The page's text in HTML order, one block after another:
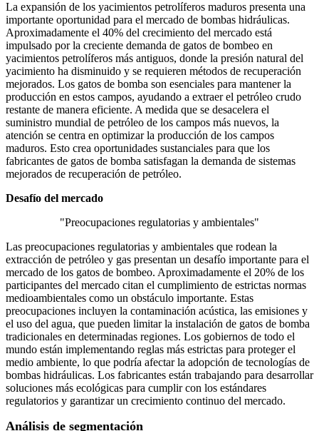
La expansión de los yacimientos petrolíferos maduros presenta una
importante oportunidad para el mercado de bombas hidráulicas.
Aproximadamente el 40% del crecimiento del mercado está
impulsado por la creciente demanda de gatos de bombeo en
yacimientos petrolíferos más antiguos, donde la presión natural del
yacimiento ha disminuido y se requieren métodos de recuperación
mejorados. Los gatos de bomba son esenciales para mantener la
producción en estos campos, ayudando a extraer el petróleo crudo
restante de manera eficiente. A medida que se desacelera el
suministro mundial de petróleo de los campos más nuevos, la
atención se centra en optimizar la producción de los campos
maduros. Esto crea oportunidades sustanciales para que los
fabricantes de gatos de bomba satisfagan la demanda de sistemas
mejorados de recuperación de petróleo.
Desafío del mercado
"Preocupaciones regulatorias y ambientales"
Las preocupaciones regulatorias y ambientales que rodean la
extracción de petróleo y gas presentan un desafío importante para el
mercado de los gatos de bombeo. Aproximadamente el 20% de los
participantes del mercado citan el cumplimiento de estrictas normas
medioambientales como un obstáculo importante. Estas
preocupaciones incluyen la contaminación acústica, las emisiones y
el uso del agua, que pueden limitar la instalación de gatos de bomba
tradicionales en determinadas regiones. Los gobiernos de todo el
mundo están implementando reglas más estrictas para proteger el
medio ambiente, lo que podría afectar la adopción de tecnologías de
bombas hidráulicas. Los fabricantes están trabajando para desarrollar
soluciones más ecológicas para cumplir con los estándares
regulatorios y garantizar un crecimiento continuo del mercado.
Análisis de segmentación